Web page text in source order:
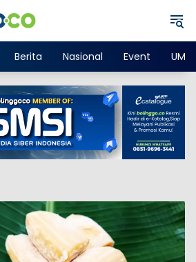
Berita Nasional Event